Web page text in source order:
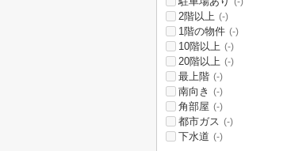
2階以上 (-)
1階の物件 (-)
10階以上 (-)
20階以上 (-)
最上階 (-)
南向き (-)
角部屋 (-)
都市ガス (-)
下水道 (-)